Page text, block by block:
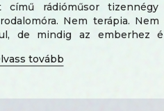
rádióműsor tizennégy
Nem terápia. Nem
de mindig az emberhez
mindig közös. És ha jól
néha a mi történetünket is
is. Egy-egy gondolat, egy-